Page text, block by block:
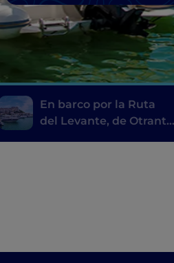
En barco por la Ruta
del Levante, de Otranto